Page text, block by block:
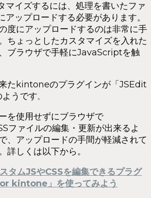
イズするには、処理を書いたファ
ップロードする必要があります。
度にアップロードするのは非常に手
ちょっとしたカスタマイズを入れた
ブラウザで手軽にJavaScriptを触
たkintoneのプラグインが「JSEdit
うです。
を使用せずにブラウザで
ファイルの編集・更新が出来るよ
、アップロードの手間が軽減されて
詳しくは以下から。
タムJSやCSSを編集できるプラグ
kintone」を使ってみよう